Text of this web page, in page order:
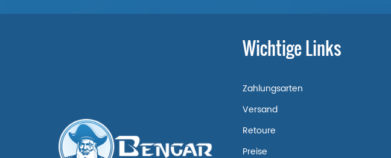
Wichtige Links
Zahlungsarten
Versand
Retoure
Preise